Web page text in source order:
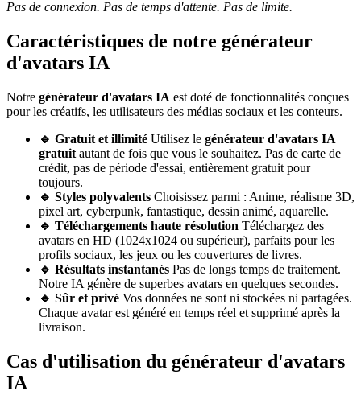
Pas de connexion. Pas de temps d'attente. Pas de limite.
Caractéristiques de notre générateur
d'avatars IA
Notre générateur d'avatars IA est doté de fonctionnalités conçues
pour les créatifs, les utilisateurs des médias sociaux et les conteurs.
🔹 Gratuit et illimité Utilisez le générateur d'avatars IA
gratuit autant de fois que vous le souhaitez. Pas de carte de
crédit, pas de période d'essai, entièrement gratuit pour
toujours.
🔹 Styles polyvalents Choisissez parmi : Anime, réalisme 3D,
pixel art, cyberpunk, fantastique, dessin animé, aquarelle.
🔹 Téléchargements haute résolution Téléchargez des
avatars en HD (1024x1024 ou supérieur), parfaits pour les
profils sociaux, les jeux ou les couvertures de livres.
🔹 Résultats instantanés Pas de longs temps de traitement.
Notre IA génère de superbes avatars en quelques secondes.
🔹 Sûr et privé Vos données ne sont ni stockées ni partagées.
Chaque avatar est généré en temps réel et supprimé après la
livraison.
Cas d'utilisation du générateur d'avatars
IA